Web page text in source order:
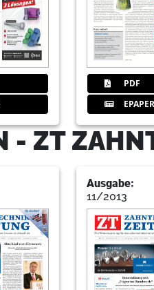
PDF
EPAPER
- ZT
Ausgabe:
11/2013